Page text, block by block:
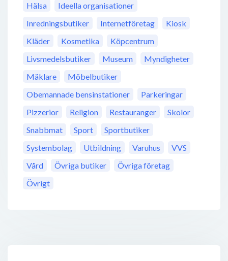
Hälsa
Ideella organisationer
Inredningsbutiker
Internetföretag
Kiosk
Kläder
Kosmetika
Köpcentrum
Livsmedelsbutiker
Museum
Myndigheter
Mäklare
Möbelbutiker
Obemannade bensinstationer
Parkeringar
Pizzerior
Religion Restauranger
Skolor
Snabbmat
Sport
Sportbutiker
Systembolag
Utbildning Varuhus
VVS
Vård
Övriga butiker
Övriga företag
Övrigt